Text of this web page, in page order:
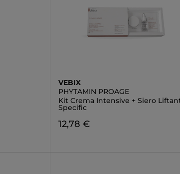
VEBIX
PHYTAMIN PROAGE
Kit Crema Intensive + Siero
Specific
12,78 €